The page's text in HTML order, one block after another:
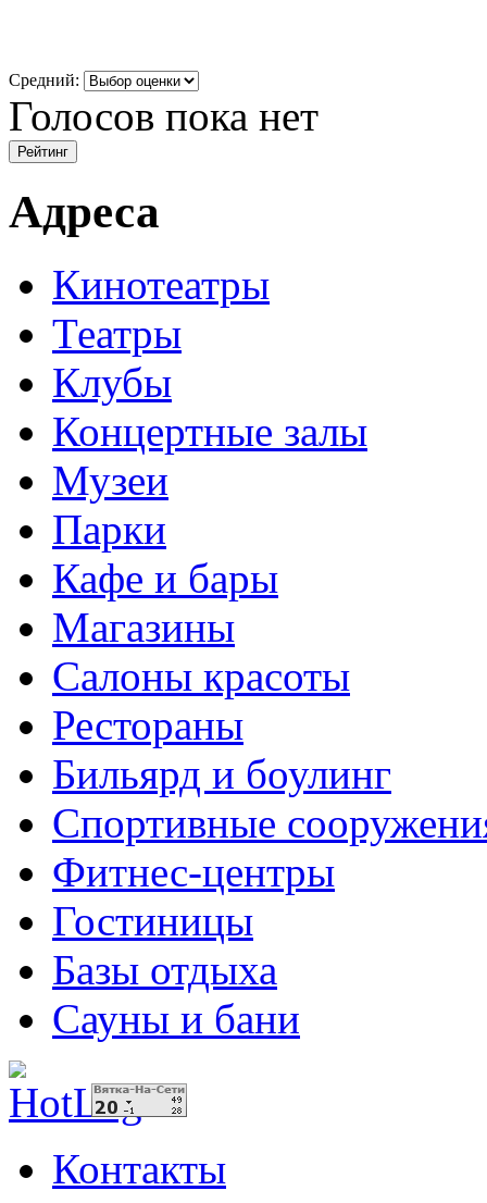
Средний:
Голосов пока нет
Адреса
Кинотеатры
Театры
Клубы
Концертные залы
Музеи
Парки
Кафе и бары
Магазины
Салоны красоты
Рестораны
Бильярд и боулинг
Спортивные
Фитнес-центры
Гостиницы
Базы отдыха
Сауны и бани
Контакты